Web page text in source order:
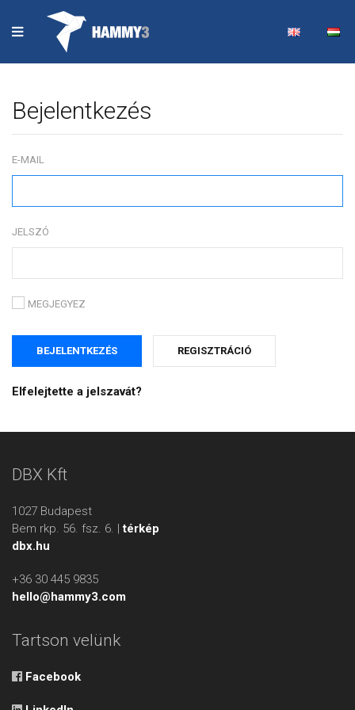
Bejelentkezés
E-MAIL
JELSZÓ
MEGJEGYEZ
REGISZTRÁCIÓ
Elfelejtette a jelszavát?
DBX Kft
1027 Budapest
Bem rkp. 56. fsz. 6. |térkép
dbx.hu
+36 30 445 9835
hello@hammy3.com
Tartson velünk
Facebook